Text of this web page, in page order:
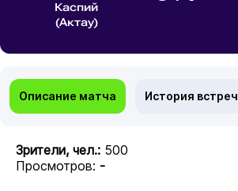
Каспий
(Актау)
Описание матча История встреч
Зрители, чел.: 500
Просмотров: -